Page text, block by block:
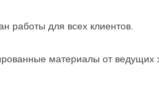
работы для всех клиентов.
материалы от ведущих